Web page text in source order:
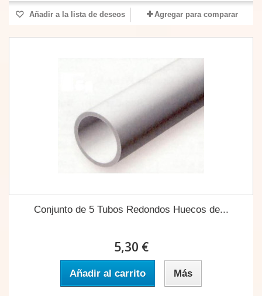
Añadir a la lista de deseos Agregar para comparar
Conjunto de 5 Tubos Redondos Huecos de...
5,30 €
Añadir al carrito Más